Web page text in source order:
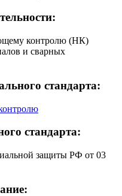
контролю (НК)
и сварных
стандарта:
стандарта:
защиты РФ от 03